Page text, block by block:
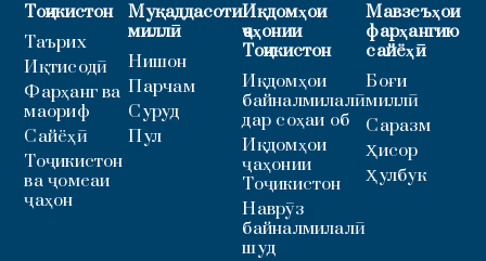
Тоҷикистон
Таърих
Иқтисодӣ
Фарҳанг ва
маориф
Сайёҳӣ
Тоҷикистон
ва ҷомеаи
ҷаҳон
Муқаддасоти
миллӣ
Нишон
Парчам
Суруд
Пул
Иқдомҳои
ҷаҳонии
Тоҷикистон
Иқдомҳои
байналмилалӣ
дар соҳаи об
Иқдомҳои
ҷаҳонии
Тоҷикистон
Наврӯз
байналмилалӣ
шуд
Мавзеъҳои
фарҳангию
сайёҳӣ
Боғи
миллӣ
Саразм
Ҳисор
Ҳулбук